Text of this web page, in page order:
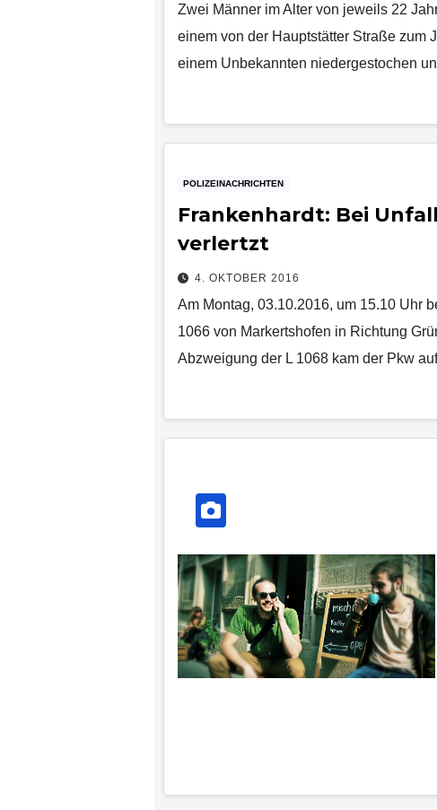
Zwei Männer im Alter von jeweils 22
einem von der Hauptstätter Straße zum
einem Unbekannten niedergestochen
POLIZEINACHRICHTEN
Frankenhardt: Bei
verlertzt
4. OKTOBER 2016
Am Montag, 03.10.2016, um 15.10 Uhr
1066 von Markertshofen in Richtung
Abzweigung der L 1068 kam der Pkw